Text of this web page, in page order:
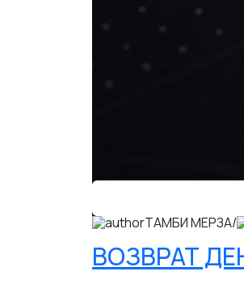
ТАМБИ МЕРЗА/
ВОЗВРАТ